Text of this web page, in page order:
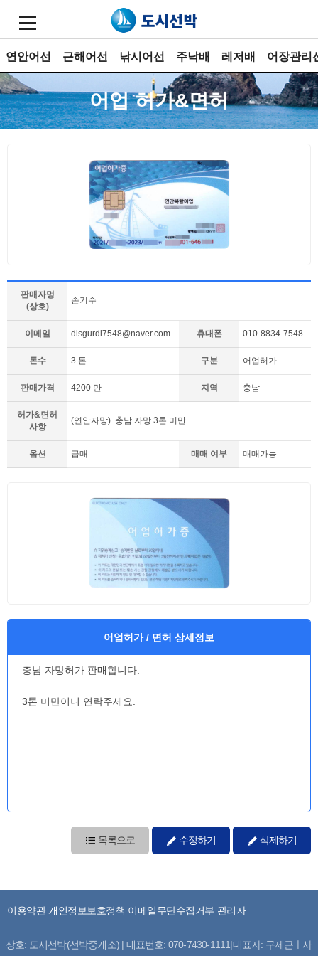
연안어선 근해어선 낚시어선 주낙배 레저배 어장관리
어업 허가&면허
판매자명
(상호)
손기수
이메일 dlsgurdl7548@naver.com 휴대폰 010-8834-7548
톤수 3 톤 구분 어업허가
판매가격 4200 만 지역 충남
허가&면허
사항
(연안자망) 충남 자망 3톤 미만
옵션 급매 매매 여부 매매가능
어업허가 / 면허 상세정보
충남 자망허가 판매합니다.
3톤 미만이니 연락주세요.
목록으로 수정하기 삭제하기
이용약관 개인정보보호정책 이메일무단수집거부 관리자
상호: 도시선박(선박중개소) | 대표번호: 070-7430-1111|대표자: 구제근ㅣ사